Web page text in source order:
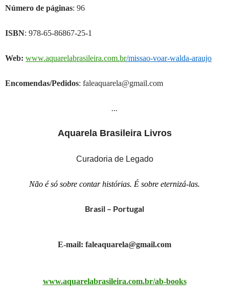
Número de páginas: 96
ISBN: 978-65-86867-25-1
Web: www.aquarelabrasileira.com.br/missao-voar-walda-araujo
Encomendas/Pedidos: faleaquarela@gmail.com
Aquarela Brasileira Livros
Curadoria de Legado
Não é só sobre contar histórias. É sobre eternizá-las.
Brasil – Portugal
E-mail: faleaquarela@gmail.com
www.aquarelabrasileira.com.br/ab-books